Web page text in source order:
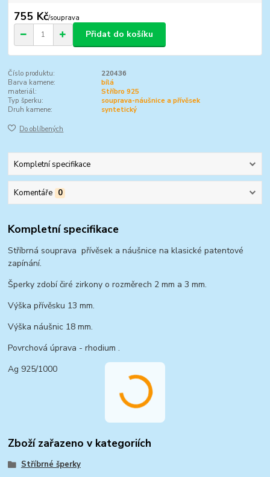
755 Kč/souprava
Přidat do košíku
Číslo produktu:
220436
Barva kamene:
bílá
materiál:
Stříbro 925
Typ šperku:
souprava-náušnice a přívěsek
Druh kamene:
syntetický
Do oblíbených
Kompletní specifikace
Komentáře 0
Kompletní specifikace
Stříbrná souprava přívěsek a náušnice na klasické patentové
zapínání.
Šperky zdobí čiré zirkony o rozměrech 2 mm a 3 mm.
Výška přívěsku 13 mm.
Výška náušnic 18 mm.
Povrchová úprava - rhodium .
Ag 925/1000
Zboží zařazeno v kategoriích
Stříbrné šperky